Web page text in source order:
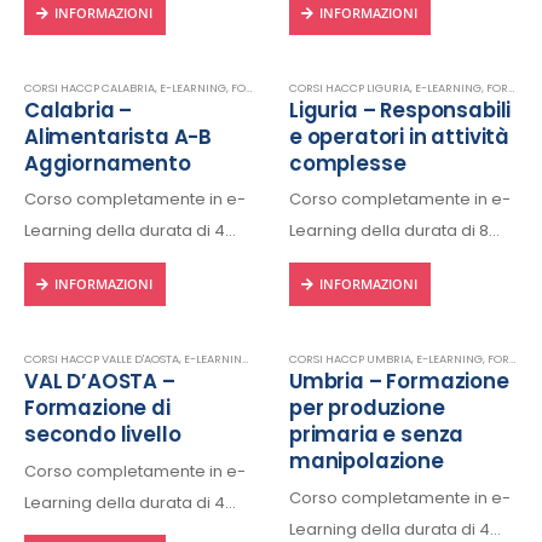
dispositivo connesso a
Rilascio regolare attestato a
fine corso con protocollo
univoco di riconscimento.
INFORMAZIONI
dispositivo connesso a
Rilascio regolare attestato a
fine corso con protocollo
univoco di riconscimento.
INFORMAZIONI
CORSI HACCP CALABRIA, E-LEARNING, FORMAZIONE HACCP IN LINGUA ITALIANA ,HACCP
Calabria –
Alimentarista A-B
Aggiornamento
Corso completamente in e-
Learning della durata di 4
ore, fruibile 24/24h da ogni
dispositivo connesso a
Rilascio regolare attestato a
fine corso con protocollo
univoco di riconscimento.
INFORMAZIONI
CORSI HACCP LIGURIA, E-LEARNING, FORMAZIONE HACCP IN LINGUA ITALIANA
Liguria – Responsabili
e operatori in attività
complesse
Corso completamente in e-
Learning della durata di 8
ore, fruibile 24/24h da ogni
dispositivo connesso a
Rilascio regolare attestato a
fine corso con protocollo
univoco di riconscimento.
INFORMAZIONI
CORSI HACCP VALLE D'AOSTA, E-LEARNING FORMAZIONE HACCP IN LINGUA ITALIANA,HACCP
VAL D’AOSTA –
Formazione di
secondo livello
Corso completamente in e-
Learning della durata di 4
ore, fruibile 24/24h da ogni
CORSI HACCP UMBRIA, E-LEARNING, FORMAZIONE HACCP IN LINGUA ITALIANA
Umbria – Formazione
per produzione
primaria e senza
manipolazione
Corso completamente in e-
Learning della durata di 4